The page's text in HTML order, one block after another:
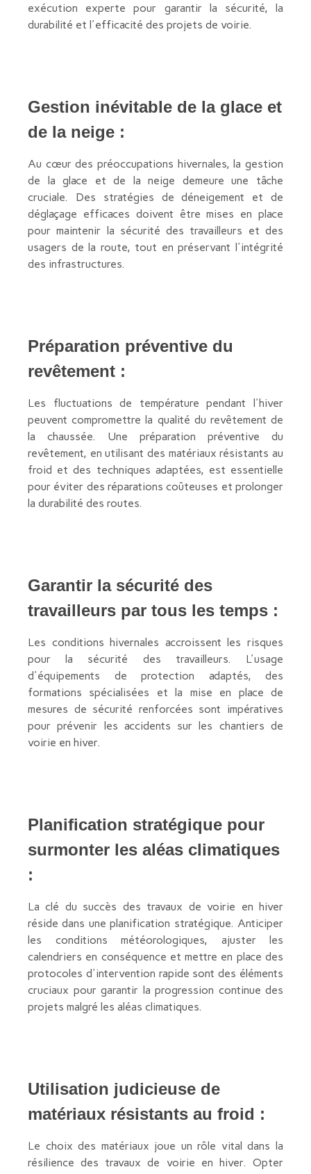
exécution experte pour garantir la sécurité, la
durabilité et l'efficacité des projets de voirie.
Gestion inévitable de la glace et
de la neige :
Au cœur des préoccupations hivernales, la gestion
de la glace et de la neige demeure une tâche
cruciale. Des stratégies de déneigement et de
déglaçage efficaces doivent être mises en place
pour maintenir la sécurité des travailleurs et des
usagers de la route, tout en préservant l'intégrité
des infrastructures.
Préparation préventive du
revêtement :
Les fluctuations de température pendant l'hiver
peuvent compromettre la qualité du revêtement de
la chaussée. Une préparation préventive du
revêtement, en utilisant des matériaux résistants au
froid et des techniques adaptées, est essentielle
pour éviter des réparations coûteuses et prolonger
la durabilité des routes.
Garantir la sécurité des
travailleurs par tous les temps :
Les conditions hivernales accroissent les risques
pour la sécurité des travailleurs. L'usage
d'équipements de protection adaptés, des
formations spécialisées et la mise en place de
mesures de sécurité renforcées sont impératives
pour prévenir les accidents sur les chantiers de
voirie en hiver.
Planification stratégique pour
surmonter les aléas climatiques
:
La clé du succès des travaux de voirie en hiver
réside dans une planification stratégique. Anticiper
les conditions météorologiques, ajuster les
calendriers en conséquence et mettre en place des
protocoles d'intervention rapide sont des éléments
cruciaux pour garantir la progression continue des
projets malgré les aléas climatiques.
Utilisation judicieuse de
matériaux résistants au froid :
Le choix des matériaux joue un rôle vital dans la
résilience des travaux de voirie en hiver. Opter